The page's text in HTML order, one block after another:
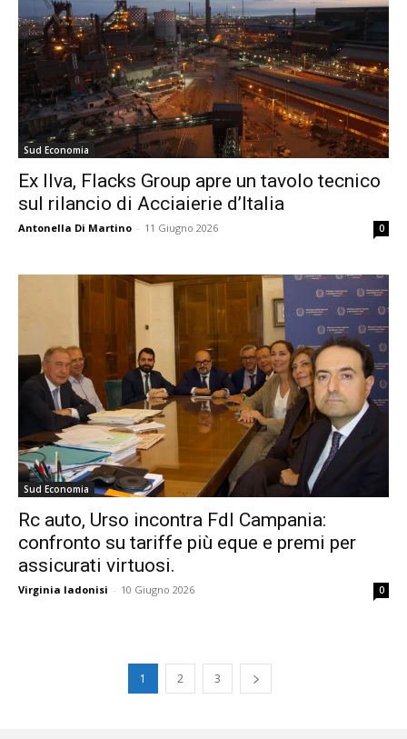
Sud Economia
Ex Ilva, Flacks Group apre un tavolo tecnico
sul rilancio di Acciaierie d’Italia
Antonella Di Martino - 11 Giugno 2026 0
Sud Economia
Rc auto, Urso incontra FdI Campania:
confronto su tariffe più eque e premi per
assicurati virtuosi.
Virginia Iadonisi - 10 Giugno 2026 0
1 2 3